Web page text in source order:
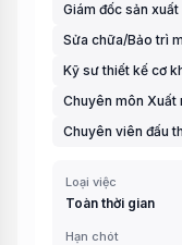
Giám đốc sản xuất
Sửa chữa/Bảo trì
Kỹ sư thiết kế cơ
Chuyên môn
Chuyên viên đấu
Loại việc
Toàn thời gian
Hạn chót